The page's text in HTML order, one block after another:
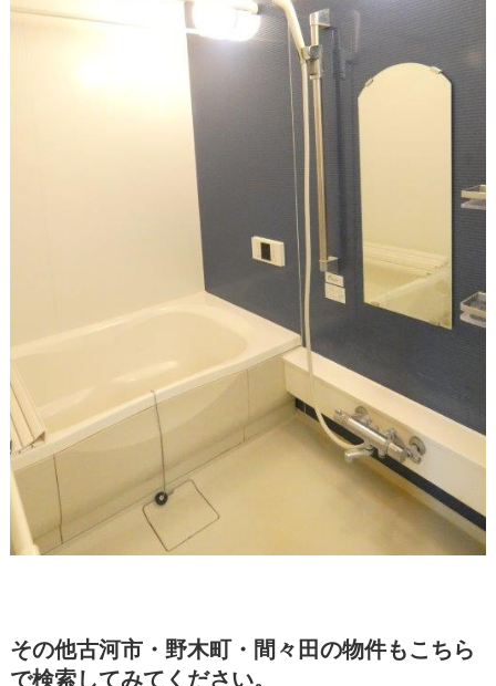
その他古河市・野木町・間々田の物件もこちら
で検索してみてください。